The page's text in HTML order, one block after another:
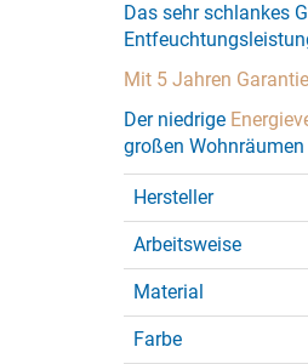
Das sehr schlankes
Mit 5 Jahren
Der niedrige
großen
Hersteller
Arbeitsweise
Material
Farbe